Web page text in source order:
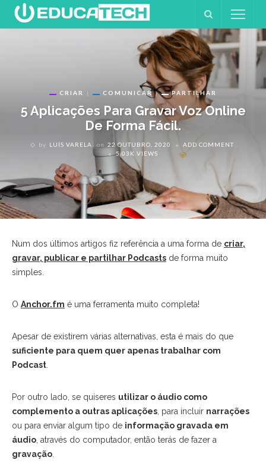
CRIAR COMUNICAR PARTILHAR
5 Aplicações Para Gravar Voz Online
De Forma Fácil.
by LUÍS VARELA on 22 OUTUBRO, 2020
ADD COMMENT
5.03K VIEWS
Num dos últimos artigos fiz referência a uma forma de criar,
gravar, publicar e partilhar Podcasts de forma muito
simples.
O Anchor.fm é uma ferramenta muito completa!
Apesar de existirem várias alternativas, esta é mais do que
suficiente para quem quer apenas trabalhar com
Podcast
Por outro lado, se quiseres utilizar o áudio como
complemento a outras aplicações , para incluir narrações
ou para enviar algum tipo de informação gravada em
áudio , através do computador, então terás de fazer a
gravação